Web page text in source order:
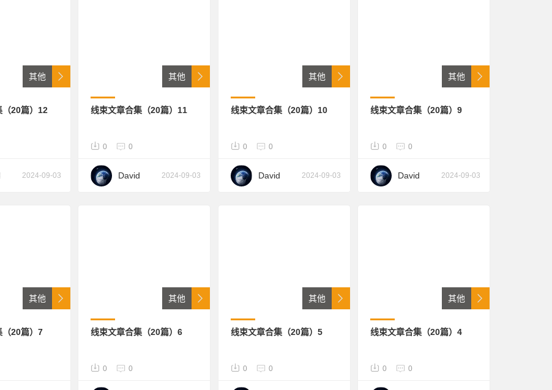
其他
（20篇）12
2024-09-03
其他
线束文章合集（20篇）11
0 0
David 2024-09-03
其他
线束文章合集（20篇）10
0 0
David 2024-09-03
其他
线束文章合集（20篇）9
0 0
David 2024-09-03
其他
（20篇）7
其他
线束文章合集（20篇）6
0 0
其他
线束文章合集（20篇）5
0 0
其他
线束文章合集（20篇）4
0 0